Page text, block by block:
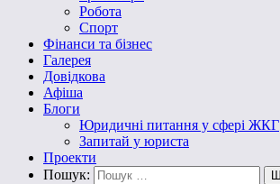
Робота
Спорт
Фінанси та бізнес
Галерея
Довідкова
Афіша
Блоги
Юридичні питання у сфері ЖКГ
Запитай у юриста
Проекти
Пошук: